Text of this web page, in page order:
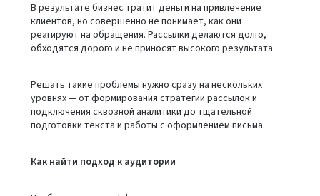
В результате бизнес тратит деньги на привлечение
клиентов, но совершенно не понимает, как они
реагируют на обращения. Рассылки делаются долго,
обходятся дорого и не приносят высокого результата.
Решать такие проблемы нужно сразу на нескольких
уровнях — от формирования стратегии рассылок и
подключения сквозной аналитики до тщательной
подготовки текста и работы с оформлением письма.
Как найти подход к аудитории